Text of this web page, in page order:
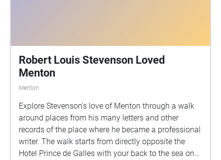
Robert Louis Stevenson Loved
Menton
Menton
Explore Stevenson's love of Menton through a walk
around places from his many letters and other
records of the place where he became a professional
writer. The walk starts from directly opposite the
Hotel Prince de Galles with your back to the sea on